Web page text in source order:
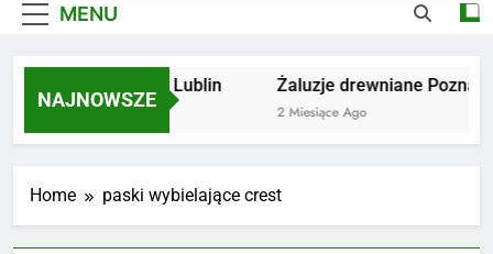
MENU
NAJNOWSZE
Utylizacja odpadów Lublin
2 Miesiące Ago
Żaluzje drewniane Poznań
2 Miesiące Ago
Home paski wybielające crest